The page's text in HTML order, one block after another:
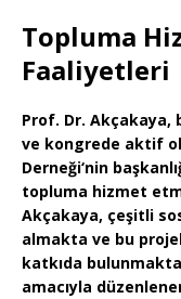
Topluma
Faaliyetleri
Prof. Dr. Akçakaya,
ve kongrede aktif
Derneği‘nin
topluma hizmet
Akçakaya, çeşitli
almakta ve bu
katkıda
amacıyla